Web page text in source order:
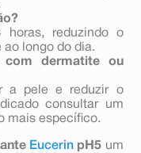
horas, reduzindo o
ao longo do dia.
dermatite ou
a pele e reduzir o
consultar um
mais específico.
Eucerin pH5 um